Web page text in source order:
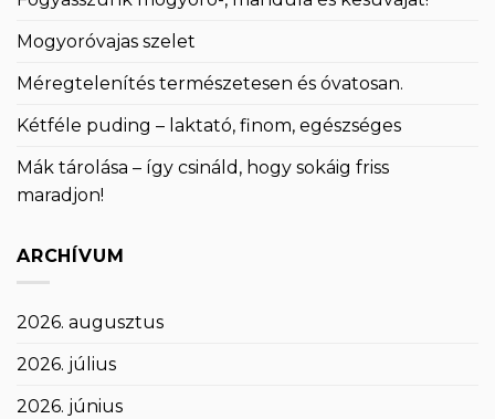
Mogyoróvajas szelet
Méregtelenítés természetesen és óvatosan.
Kétféle puding – laktató, finom, egészséges
Mák tárolása – így csináld, hogy sokáig friss
maradjon!
ARCHÍVUM
2026. augusztus
2026. július
2026. június